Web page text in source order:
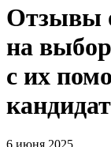
Отзывы
на
с их
6 июня 2025